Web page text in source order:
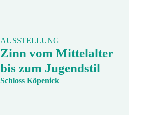
AUSSTELLUNG
Zinn vom Mittelalter
bis zum Jugendstil
Schloss Köpenick